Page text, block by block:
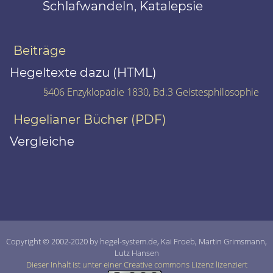
Schlafwandeln, Katalepsie
Beiträge
Hegeltexte dazu (HTML)
§406 Enzyklopädie 1830, Bd.3 Geistesphilosophie
Hegelianer Bücher (PDF)
Vergleiche
Copyright © 2002-2020 by hegel-system.de, Kai Froeb, Martin Grimsmann,
Lutz Hansen
Dieser Inhalt ist unter einer Creative commons Lizenz lizenziert